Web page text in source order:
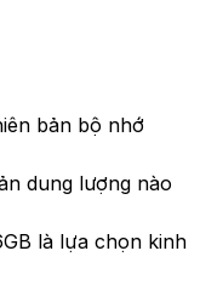
bản bộ nhớ
dung lượng nào
là lựa chọn kinh